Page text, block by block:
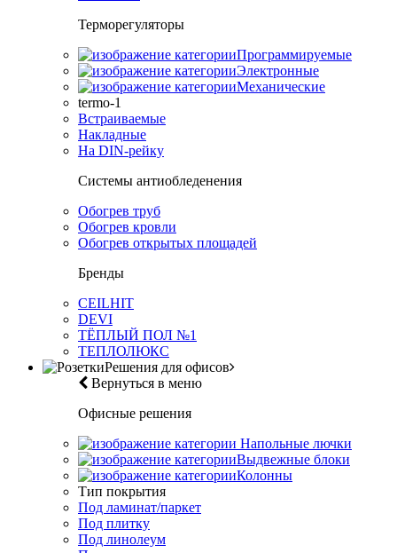
Терморегуляторы
Программируемые
Электронные
Механические
termo-1
Встраиваемые
Накладные
На DIN-рейку
Системы антиобледенения
Обогрев труб
Обогрев кровли
Обогрев открытых площадей
Бренды
CEILHIT
DEVI
ТЁПЛЫЙ ПОЛ №1
ТЕПЛОЛЮКС
Решения для офисов
Вернуться в меню
Офисные решения
Напольные лючки
Выдвежные блоки
Колонны
Тип покрытия
Под ламинат/паркет
Под плитку
Под линолеум